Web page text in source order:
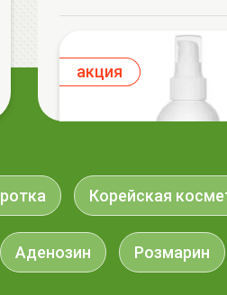
aкция
Корейская
Аденозин Розмарин